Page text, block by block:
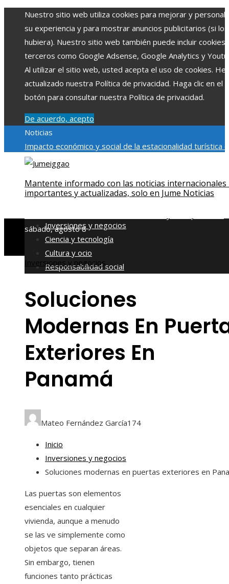
Nuestro sitio web utiliza cookies para mejorar y
su experiencia y para mostrar anuncios publicitarios (si los
hubiera). Nuestro sitio web también puede incluir cookies
terceros como Google Adsense, Google Analytics y
Al utilizar el sitio web, usted acepta el uso de cookies.
actualizado nuestra Política de privacidad. Haga clic en el
botón para consultar nuestra Política de privacidad.
De acuerdo, acepto
Noticias
Impacto económico y social de la estacionalidad turística
Montenegro
absorción de nutrientesReformas regulatorias derivadas
desastres industriales emblemáticos
Ciudades con más
sábado, agosto 8
Mantente informado con las noticias internacionales
importantes y actualizadas, solo en Jume Noticias
Inversiones y negocios
Ciencia y tecnología
Cultura y ocio
Responsabilidad social
Inversiones y negocios
Soluciones
Modernas En
Exteriores En
Panamá
Mateo Fernández García174
Inicio
Inversiones y negocios
Soluciones modernas en puertas exteriores en
Las puertas son elementos
esenciales en cualquier
vivienda, aunque a menudo
se las ve simplemente como
objetos que separan áreas.
Sin embargo, tienen
funciones tanto prácticas